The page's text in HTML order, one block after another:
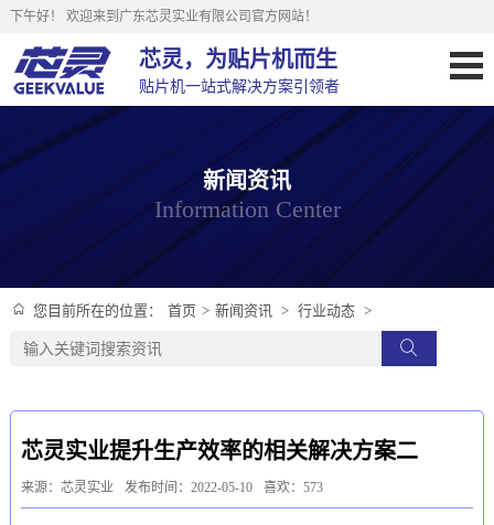
下午好！ 欢迎来到广东芯灵实业有限公司官方网站！
芯灵，为贴片机而生
贴片机一站式解决方案引领者
新闻资讯
Information Center
您目前所在的位置： 首页 > 新闻资讯 > 行业动态 >
芯灵实业提升生产效率的相关解决方案二
来源：芯灵实业 发布时间：2022-05-10 喜欢：573